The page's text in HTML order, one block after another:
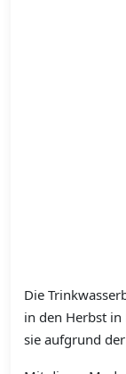
Die
in den Herbst
sie aufgrund